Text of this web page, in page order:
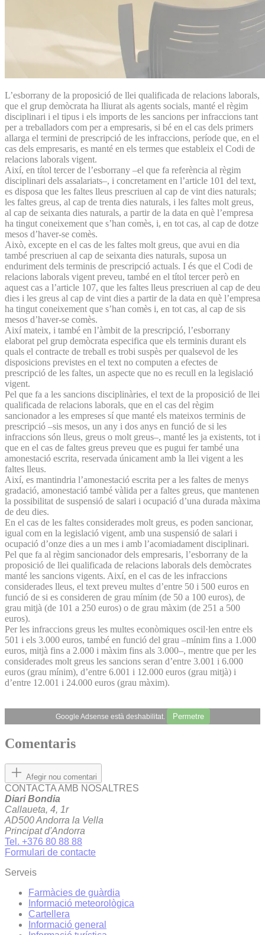
L’esborrany de la proposició de llei qualificada de relacions laborals,
que el grup demòcrata ha lliurat als agents socials, manté el règim
disciplinari i el tipus i els imports de les sancions per infraccions tant
per a treballadors com per a empresaris, si bé en el cas dels primers
allarga el termini de prescripció de les infraccions, període que, en el
cas dels empresaris, es manté en els termes que estableix el Codi de
relacions laborals vigent.
Així, en títol tercer de l’esborrany –el que fa referència al règim
disciplinari dels assalariats–, i concretament en l’article 101 del text,
es disposa que les faltes lleus prescriuen al cap de vint dies naturals;
les faltes greus, al cap de trenta dies naturals, i les faltes molt greus,
al cap de seixanta dies naturals, a partir de la data en què l’empresa
ha tingut coneixement que s’han comès, i, en tot cas, al cap de dotze
mesos d’haver-se comès.
Això, excepte en el cas de les faltes molt greus, que avui en dia
també prescriuen al cap de seixanta dies naturals, suposa un
enduriment dels terminis de prescripció actuals. I és que el Codi de
relacions laborals vigent preveu, també en el títol tercer però en
aquest cas a l’article 107, que les faltes lleus prescriuen al cap de deu
dies i les greus al cap de vint dies a partir de la data en què l’empresa
ha tingut coneixement que s’han comès i, en tot cas, al cap de sis
mesos d’haver-se comès.
Així mateix, i també en l’àmbit de la prescripció, l’esborrany
elaborat pel grup demòcrata especifica que els terminis durant els
quals el contracte de treball es trobi suspès per qualsevol de les
disposicions previstes en el text no computen a efectes de
prescripció de les faltes, un aspecte que no es recull en la legislació
vigent.
Pel que fa a les sancions disciplinàries, el text de la proposició de llei
qualificada de relacions laborals, que en el cas del règim
sancionador a les empreses sí que manté els mateixos terminis de
prescripció –sis mesos, un any i dos anys en funció de si les
infraccions són lleus, greus o molt greus–, manté les ja existents, tot i
que en el cas de faltes greus preveu que es pugui fer també una
amonestació escrita, reservada únicament amb la llei vigent a les
faltes lleus.
Així, es mantindria l’amonestació escrita per a les faltes de menys
gradació, amonestació també vàlida per a faltes greus, que mantenen
la possibilitat de suspensió de salari i ocupació d’una durada màxima
de deu dies.
En el cas de les faltes considerades molt greus, es poden sancionar,
igual com en la legislació vigent, amb una suspensió de salari i
ocupació d’onze dies a un mes i amb l’acomiadament disciplinari.
Pel que fa al règim sancionador dels empresaris, l’esborrany de la
proposició de llei qualificada de relacions laborals dels demòcrates
manté les sancions vigents. Així, en el cas de les infraccions
considerades lleus, el text preveu multes d’entre 50 i 500 euros en
funció de si es consideren de grau mínim (de 50 a 100 euros), de
grau mitjà (de 101 a 250 euros) o de grau màxim (de 251 a 500
euros).
Per les infraccions greus les multes econòmiques oscil·len entre els
501 i els 3.000 euros, també en funció del grau –mínim fins a 1.000
euros, mitjà fins a 2.000 i màxim fins als 3.000–, mentre que per les
considerades molt greus les sancions seran d’entre 3.001 i 6.000
euros (grau mínim), d’entre 6.001 i 12.000 euros (grau mitjà) i
d’entre 12.001 i 24.000 euros (grau màxim).
Google Adsense està deshabilitat. Permetre
Comentaris
Afegir nou comentari
CONTACTA AMB NOSALTRES
Diari Bondia
Callaueta, 4, 1r
AD500 Andorra la Vella
Principat d'Andorra
Tel. +376 80 88 88
Formulari de contacte
Serveis
Farmàcies de guàrdia
Informació meteorològica
Cartellera
Informació general